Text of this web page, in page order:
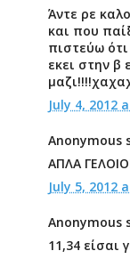
Άντε ρε
και που
πιστεύω
εκει στην β
July 4, 2012
Anonymous
ΑΠΛΑ
July 5, 2012
Anonymous
11,34 είσαι